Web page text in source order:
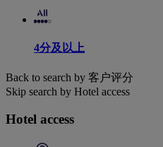
4分及以上
Back to search by 客户评分
Skip search by Hotel access
Hotel access